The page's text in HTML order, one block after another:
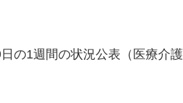
の1週間の状況公表（医療介護